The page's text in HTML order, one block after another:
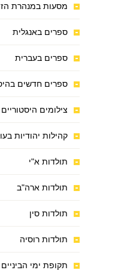
מסעות במנהרת
ספרים באנגלית
ספרים בעברית
ספרים חדשים
צילומים היסטוריים
קהילות יהודיות
תולדות א"י
תולדות ארה"ב
תולדות סין
תולדות רוסיה
תקופת ימי הביניים